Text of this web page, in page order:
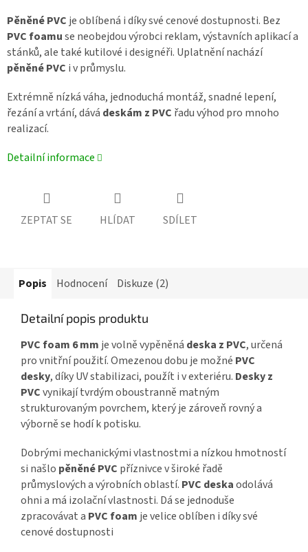
Pěněné PVC je oblíbená i díky své cenové dostupnosti. Bez
PVC foamuse neobejdou výrobci reklam, výstavních aplikací a
stánků, ale také kutilové i designéři. Uplatnění nachází
pěněné PVC i v průmyslu.
Extrémně nízká váha, jednoduchá montáž, snadné lepení,
řezání a vrtání, dává deskám z PVC řadu výhod pro mnoho
realizací.
Detailní informace
ZEPTAT SE HLÍDAT SDÍLET
Popis Hodnocení Diskuze (2)
Detailní popis produktu
PVC foam 6 mm je volně vypěněná deska z PVC, určená
pro vnitřní použití. Omezenou dobu je možné PVC
desky, díky UV stabilizaci, použít i v exteriéru. Desky z
PVCvynikají tvrdým oboustranně matným
strukturovaným povrchem, který je zároveň rovný a
výborně se hodí k potisku.
Dobrými mechanickými vlastnostmi a nízkou hmotností
si našlo pěněné PVC příznivce v široké řadě
průmyslových a výrobních oblastí. PVC deskaodolává
ohni a má izolační vlastnosti. Dá se jednoduše
zpracovávat a PVC foam je velice oblíben i díky své
cenové dostupnosti